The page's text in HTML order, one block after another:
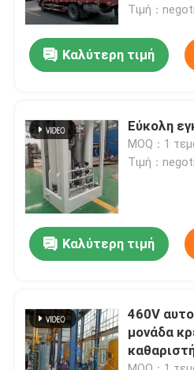
Σπίτι
Προϊόντα
Τιμή：
Καλύτερη τιμή
Εύκολη
MOQ：1
Τιμή：
Καλύτερη τιμή
460V
μονάδα